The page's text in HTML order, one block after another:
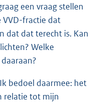
een vraag stellen
VVD-fractie dat
dat dat terecht is. Kan
Welke
bedoel daarmee: het
relatie tot mijn